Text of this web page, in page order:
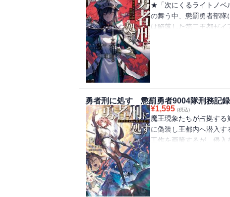
★「次にくるライトノ
の舞う中、懲罰勇者部
は陥落した第二王都ゼ
バドン』の支配下にあ
パトーシェが現れる。
れる王子と王女を助けた
く。 書籍版オリジナル
は──！
勇者刑に処す 懲罰勇者9004隊刑務記
¥1,595 (税込)
魔王現象たちが占拠する
に偽装し王都内へ潜入
工作を画策するが、侵
に遭い思わぬ苦戦を強